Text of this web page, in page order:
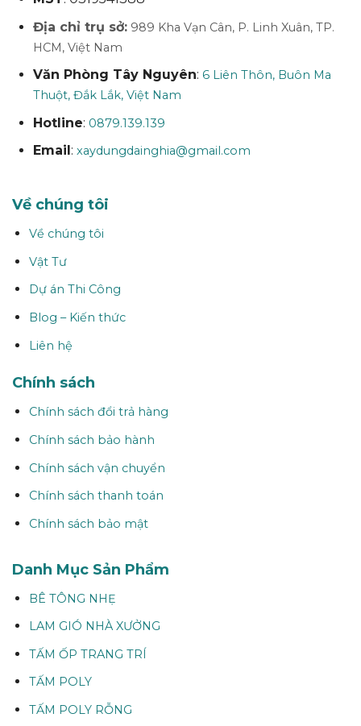
Địa chỉ trụ sở:989 Kha Vạn Cân, P. Linh Xuân, TP.
HCM, Việt Nam
Văn Phòng Tây Nguyên: 6 Liên Thôn, Buôn Ma
Thuột, Đắk Lắk, Việt Nam
Hotline: 0879.139.139
Email : xaydungdainghia@gmail.com
Về chúng tôi
Về chúng tôi
Vật Tư
Dự án Thi Công
Blog – Kiến thức
Liên hệ
Chính sách
Chính sách đổi trả hàng
Chính sách bảo hành
Chính sách vận chuyển
Chính sách thanh toán
Chính sách bảo mật
Danh Mục Sản Phẩm
BÊ TÔNG NHẸ
LAM GIÓ NHÀ XƯỞNG
TẤM ỐP TRANG TRÍ
TẤM POLY
TẤM POLY RỖNG